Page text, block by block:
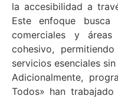
la accesibilidad a
Este enfoque busca
comerciales y
cohesivo,
servicios esenciales
Adicionalmente,
Todos» han